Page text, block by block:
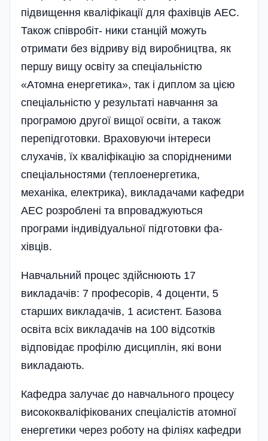
підвищення кваліфікації для фа­хівців АЕС.
Також співробіт- ники станцій можуть
отримати без відриву від виробництва, як
першу вищу освіту за спеціальністю
«Атомна енергетика», так і диплом за цією
спеціальністю у результаті навчання за
програмою другої вищої освіти, а також
перепідготовки. Враховуючи інтереси
слухачів, їх кваліфікацію за спорідненими
спеціальностями (теплоенергетика,
механіка, електрика), викладачами кафедри
АЕС розроблені та впроваджуються
програми індивідуальної підготовки фа­
хівців.
Навчальний процес здійснюють 17
викладачів: 7 професорів, 4 доценти, 5
старших викладачів, 1 асистент. Базова
освіта всіх викладачів на 100 відсотків
відповідає профі­лю дисциплін, які вони
викладають.
Кафедра залучає до навчального процесу
висококваліфікованих спеціалістів атомної
енергетики через роботу на філіях кафедри